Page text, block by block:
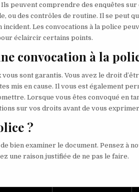
peuvent comprendre des enquêtes
ou des contrôles de routine. Il se peut
Les convocations à la police
éclaircir certains points.
convocation à la
sont garantis. Vous avez le droit
mis en cause. Il vous est également
Lorsque vous êtes convoqué en
sur vos droits avant de vous
?
bien examiner le document. Pensez à
une raison justifiée de ne pas le faire.